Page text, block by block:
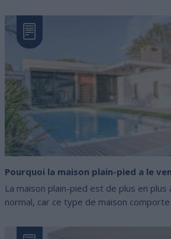
Pourquoi la maison plain-pied a le
La maison plain-pied est de plus en plus
normal, car ce type de maison comporte